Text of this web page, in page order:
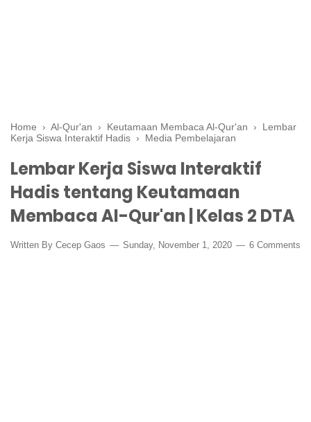
Home › Al-Qur'an › Keutamaan Membaca Al-Qur'an › Lembar
Kerja Siswa Interaktif Hadis › Media Pembelajaran
Lembar Kerja Siswa Interaktif
Hadis tentang Keutamaan
Membaca Al-Qur'an | Kelas 2 DTA
Written By Cecep Gaos Sunday, November 1, 2020 6 Comments